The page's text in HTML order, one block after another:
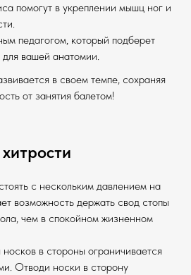
помогут в укреплении мышц ног и
педагогом, который подберет
вашей анатомии.
в своем темпе, сохраняя
от занятия балетом!
с нескольким давлением на
возможность держать свод стопы
чем в спокойном жизненном
в стороны ограничивается
Отводи носки в сторону